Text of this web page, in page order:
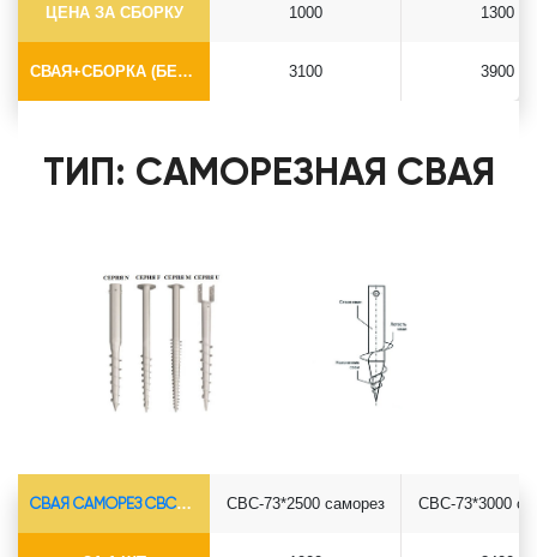
ЦЕНА ЗА СБОРКУ
СВАЯ+СБОРКА (БЕЗ ОГОЛОВКА)
1000
3100
1300
3900
ТИП: САМОРЕЗНАЯ СВАЯ
СВАЯ САМОРЕЗ СВС-Ø73*5.5 СВС-73*2500 саморез СВС-73*3000